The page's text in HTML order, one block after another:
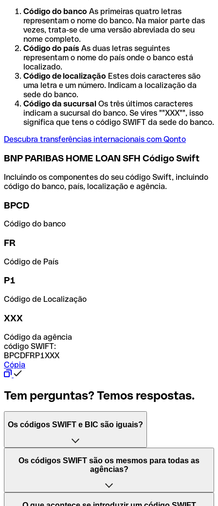
Código do banco As primeiras quatro letras
representam o nome do banco. Na maior parte das
vezes, trata-se de uma versão abreviada do seu
nome completo.
Código do país As duas letras seguintes
representam o nome do país onde o banco está
localizado.
Código de localização Estes dois caracteres são
uma letra e um número. Indicam a localização da
sede do banco.
Código da sucursal Os três últimos caracteres
indicam a sucursal do banco. Se vires ""XXX"", isso
significa que tens o código SWIFT da sede do banco.
Descubra transferências internacionais com Qonto
BNP PARIBAS HOME LOAN SFH Código Swift
Incluindo os componentes do seu código Swift, incluindo
código do banco, país, localização e agência.
BPCD
Código do banco
FR
Código de País
P1
Código de Localização
XXX
Código da agência
código SWIFT:
BPCDFRP1XXX
Cópia
Tem perguntas? Temos respostas.
Os códigos SWIFT e BIC são iguais?
O acrónimo SWIFT significa "Society for Worldwide
Interbank Financial Telecommunication (Sociedade para
Mundiais)". Trata-se de uma rede mundial onde se
processam pagamentos entre países. Por outro lado, BIC
Os códigos SWIFT são os mesmos para todas as
agências?